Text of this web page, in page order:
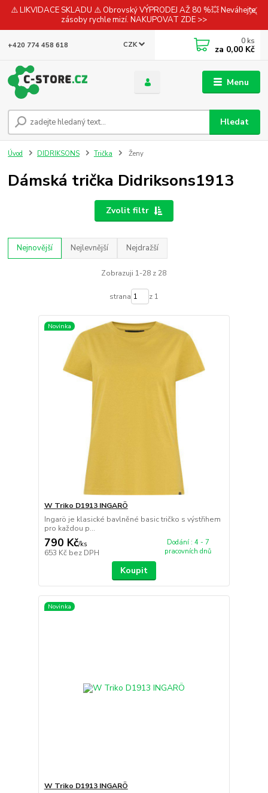
⚠️ LIKVIDACE SKLADU ⚠️ Obrovský VÝPRODEJ AŽ 80 %💥 Neváhejte,
zásoby rychle mizí. NAKUPOVAT ZDE >>
Menu
CZK
Hledat
+420 774 458 618 0 ks
za 0,00 Kč
Úvod DIDRIKSONS Trička Ženy
Dámská trička Didriksons1913
Zvolit filtr
Nejnovější Nejlevnější Nejdražší
Zobrazuji 1-28 z 28
strana z 1
Novinka
W Triko D1913 INGARÖ
Ingarö je klasické bavlněné basic tričko s výstřihem
pro každou p...
790 Kč/ks
653 Kč bez DPH
Dodání : 4 - 7
pracovních dnů
Koupit
Novinka
W Triko D1913 INGARÖ